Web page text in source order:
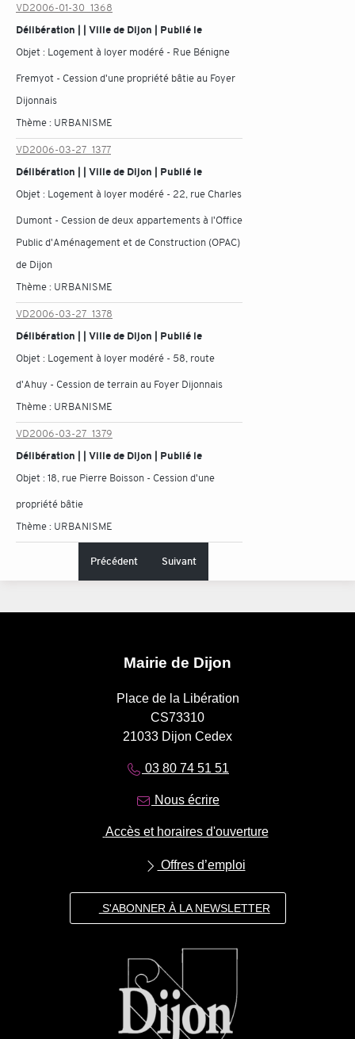
VD2006-01-30_1368
Délibération | | Ville de Dijon | Publié le
Objet : Logement à loyer modéré - Rue Bénigne
Fremyot - Cession d'une propriété bâtie au Foyer
Dijonnais
Thème : URBANISME
VD2006-03-27_1377
Délibération | | Ville de Dijon | Publié le
Objet : Logement à loyer modéré - 22, rue Charles
Dumont - Cession de deux appartements à l'Office
Public d'Aménagement et de Construction (OPAC)
de Dijon
Thème : URBANISME
VD2006-03-27_1378
Délibération | | Ville de Dijon | Publié le
Objet : Logement à loyer modéré - 58, route
d'Ahuy - Cession de terrain au Foyer Dijonnais
Thème : URBANISME
VD2006-03-27_1379
Délibération | | Ville de Dijon | Publié le
Objet :18, rue Pierre Boisson - Cession d'une
propriété bâtie
Thème : URBANISME
Précédent Suivant
Mairie de Dijon
Place de la Libération
CS73310
21033 Dijon Cedex
03 80 74 51 51
Nous écrire
Accès et horaires d'ouverture
Offres d’emploi
S'ABONNER À LA NEWSLETTER